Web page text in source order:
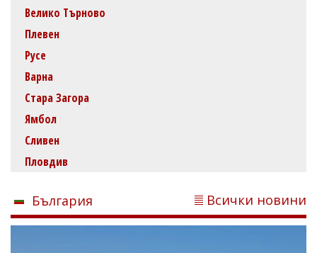
Велико Търново
Плевен
Русе
Варна
Стара Загора
Ямбол
Сливен
Пловдив
България Всички новини